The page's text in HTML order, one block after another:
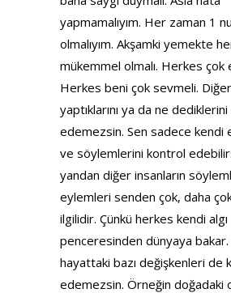
yapmamalıyım. Her zaman 1
olmalıyım. Akşamki yemekte
mükemmel olmalı. Herkes çok
Herkes beni çok sevmeli.
yaptıklarını ya da ne
edemezsin. Sen sadece kendi
ve söylemlerini kontrol
yandan diğer insanların
eylemleri senden çok, daha
ilgilidir. Çünkü herkes kendi algı
penceresinden dünyaya
hayattaki bazı değişkenleri de
edemezsin. Örneğin doğadaki